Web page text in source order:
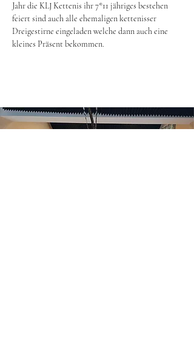
Jahr die KLJ Kettenis ihr 7*11 jähriges bestehen
feiert sind auch alle ehemaligen kettenisser
Dreigestirne eingeladen welche dann auch eine
kleines Präsent bekommen.